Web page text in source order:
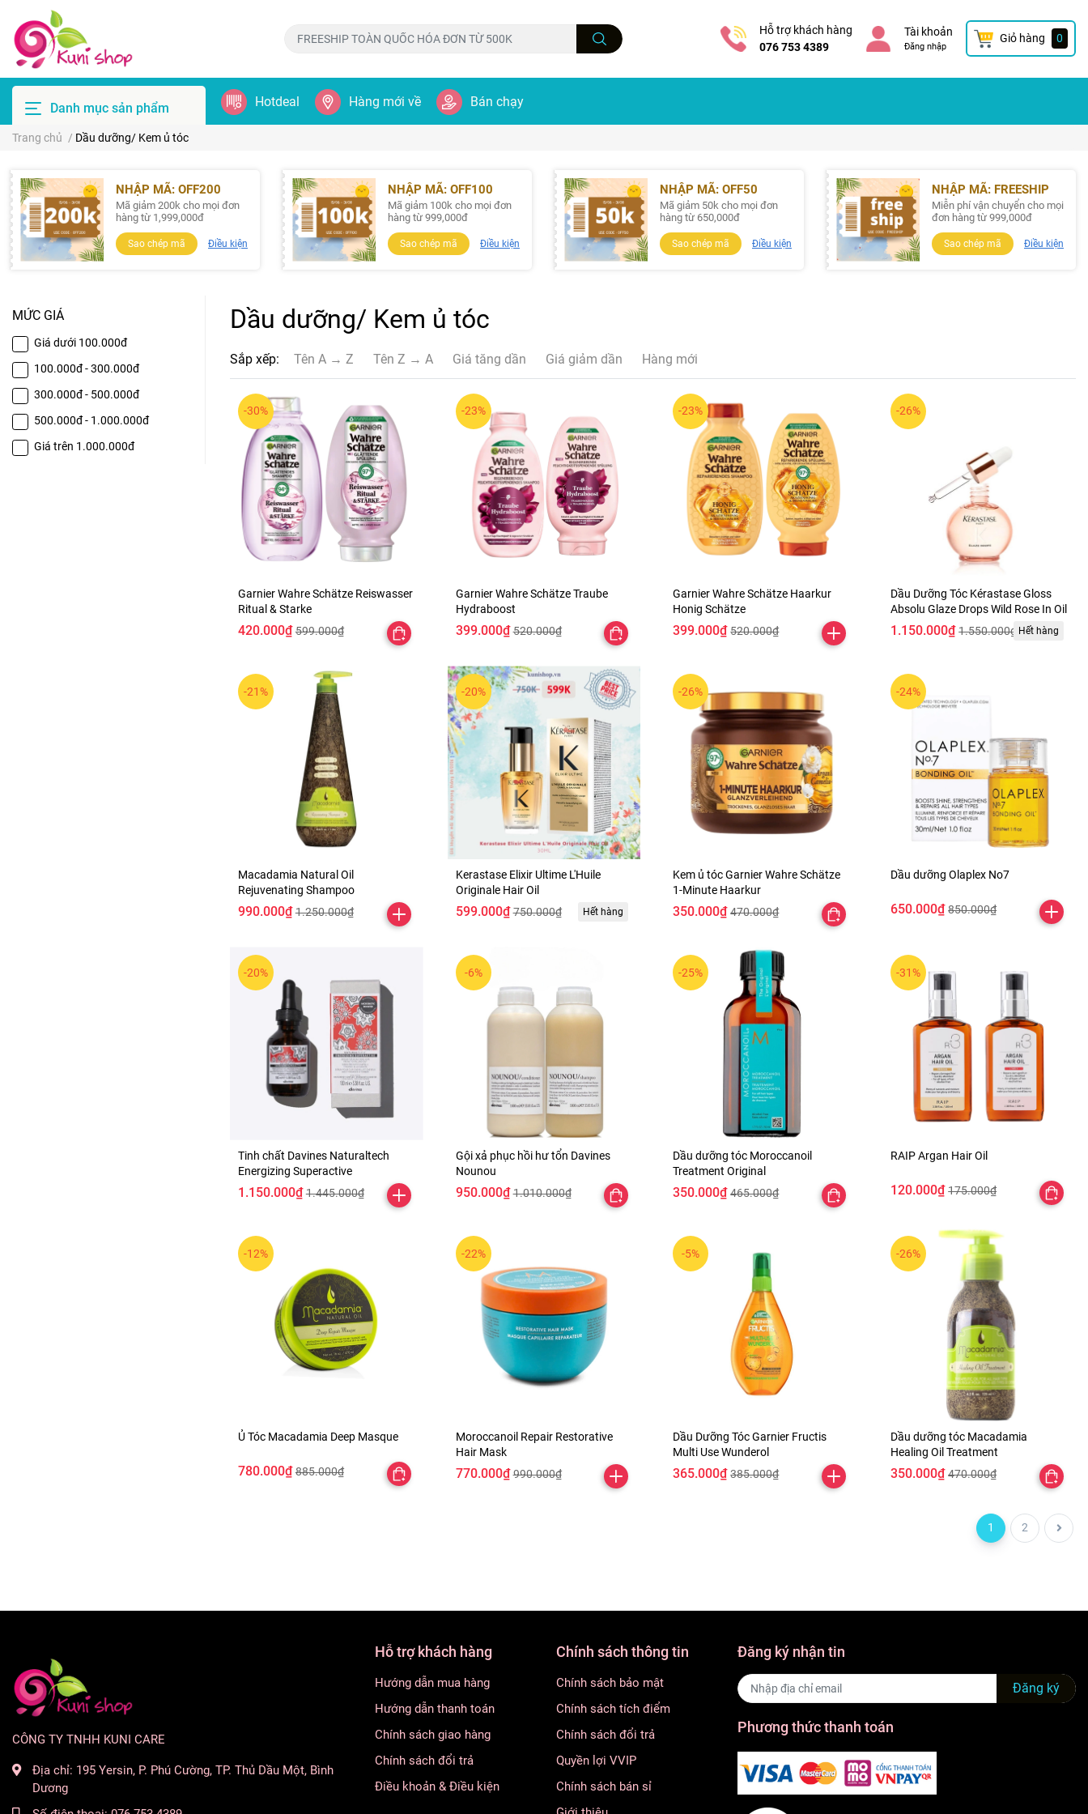
Hỗ trợ khách hàng
076 753 4389
Tài khoản
Đăng nhập
Giỏ hàng 0
Danh mục sản phẩm Hotdeal Hàng mới về Bán chạy
Trang chủ / Dầu dưỡng/ Kem ủ tóc
NHẬP MÃ: OFF200
Mã giảm 200k cho mọi đơn
hàng từ 1,999,000đ
Sao chép mã Điều kiện
NHẬP MÃ: OFF100
Mã giảm 100k cho mọi đơn
hàng từ 999,000đ
Sao chép mã Điều kiện
NHẬP MÃ: OFF50
Mã giảm 50k cho mọi đơn
hàng từ 650,000đ
Sao chép mã Điều kiện
NHẬP MÃ: FREESHIP
Miễn phí vận chuyển cho mọi
đơn hàng từ 999,000đ
Sao chép mã Điều kiện
MỨC GIÁ
Giá dưới 100.000đ
100.000đ - 300.000đ
300.000đ - 500.000đ
500.000đ - 1.000.000đ
Giá trên 1.000.000đ
Dầu dưỡng/ Kem ủ tóc
Sắp xếp: Tên A → Z Tên Z → A Giá tăng dần Giá giảm dần Hàng mới
-30%
Garnier Wahre Schätze Reiswasser
Ritual & Starke
420.000₫ 599.000₫
-23%
Garnier Wahre Schätze Traube
Hydraboost
399.000₫ 520.000₫
-23%
Garnier Wahre Schätze Haarkur
Honig Schätze
399.000₫ 520.000₫
-26%
Dầu Dưỡng Tóc Kérastase Gloss
Absolu Glaze Drops Wild Rose In Oil
1.150.000₫ 1.550.000₫ Hết hàng
-21%
Macadamia Natural Oil
Rejuvenating Shampoo
990.000₫ 1.250.000₫
-20%
Kerastase Elixir Ultime L'Huile
Originale Hair Oil
599.000₫ 750.000₫ Hết hàng
-26%
Kem ủ tóc Garnier Wahre Schätze
1-Minute Haarkur
350.000₫ 470.000₫
-24%
Dầu dưỡng Olaplex No7
650.000₫ 850.000₫
-20%
Tinh chất Davines Naturaltech
Energizing Superactive
1.150.000₫ 1.445.000₫
-6%
Gội xả phục hồi hư tổn Davines
Nounou
950.000₫ 1.010.000₫
-25%
Dầu dưỡng tóc Moroccanoil
Treatment Original
350.000₫ 465.000₫
-31%
RAIP Argan Hair Oil
120.000₫ 175.000₫
-12%
Ủ Tóc Macadamia Deep Masque
780.000₫ 885.000₫
-22%
Moroccanoil Repair Restorative
Hair Mask
770.000₫ 990.000₫
-5%
Dầu Dưỡng Tóc Garnier Fructis
Multi Use Wunderol
365.000₫ 385.000₫
-26%
Dầu dưỡng tóc Macadamia
Healing Oil Treatment
350.000₫ 470.000₫
1 2
CÔNG TY TNHH KUNI CARE
Địa chỉ: 195 Yersin, P. Phú Cường, TP. Thủ Dầu Một, Bình
Dương
Hỗ trợ khách hàng
Hướng dẫn mua hàng
Hướng dẫn thanh toán
Chính sách giao hàng
Chính sách đổi trả
Điều khoản & Điều kiện
Chính sách thông tin
Chính sách bảo mật
Chính sách tích điểm
Chính sách đổi trả
Quyền lợi VVIP
Chính sách bán sỉ
Đăng ký nhận tin
Đăng ký
Phương thức thanh toán